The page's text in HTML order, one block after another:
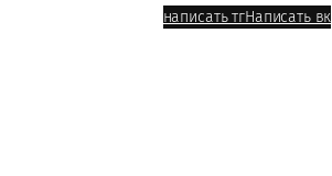
написать тгНаписать вк